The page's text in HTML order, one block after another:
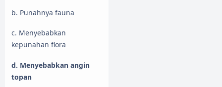
b. Punahnya fauna
c. Menyebabkan
kepunahan flora
d. Menyebabkan angin
topan